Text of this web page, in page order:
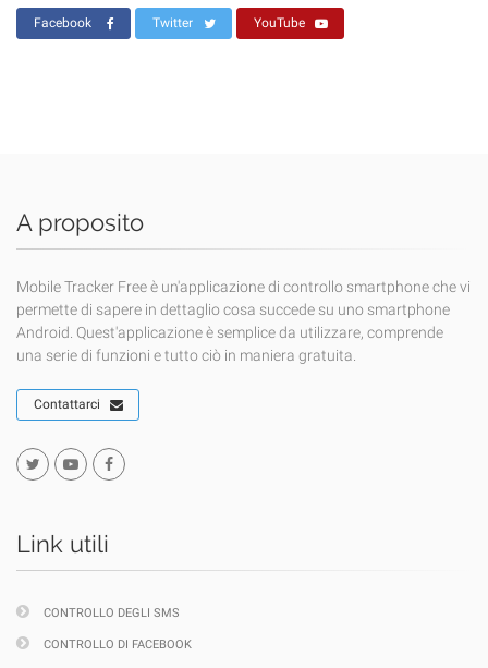
Facebook Twitter YouTube
A proposito
Mobile Tracker Free è un'applicazione di controllo smartphone che vi
permette di sapere in dettaglio cosa succede su uno smartphone
Android. Quest'applicazione è semplice da utilizzare, comprende
una serie di funzioni e tutto ciò in maniera gratuita.
Contattarci
Link utili
CONTROLLO DEGLI SMS
CONTROLLO DI FACEBOOK